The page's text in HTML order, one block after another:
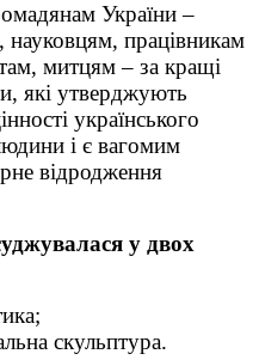
України –
науковцям, працівникам
митцям – за кращі
які утверджують
українського
і є вагомим
відродження
у двох
скульптура.